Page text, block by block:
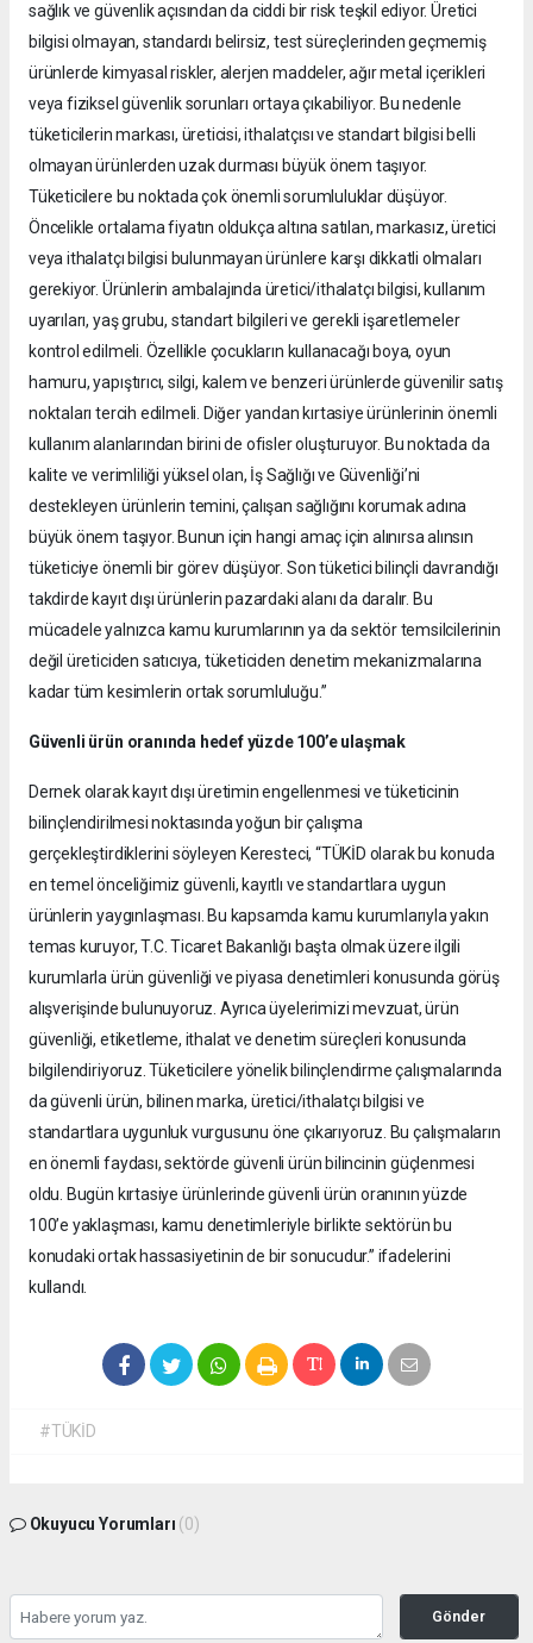
sağlık ve güvenlik açısından da ciddi bir risk teşkil ediyor. Üretici
bilgisi olmayan, standardı belirsiz, test süreçlerinden geçmemiş
ürünlerde kimyasal riskler, alerjen maddeler, ağır metal içerikleri
veya fiziksel güvenlik sorunları ortaya çıkabiliyor. Bu nedenle
tüketicilerin markası, üreticisi, ithalatçısı ve standart bilgisi belli
olmayan ürünlerden uzak durması büyük önem taşıyor.
Tüketicilere bu noktada çok önemli sorumluluklar düşüyor.
Öncelikle ortalama fiyatın oldukça altına satılan, markasız, üretici
veya ithalatçı bilgisi bulunmayan ürünlere karşı dikkatli olmaları
gerekiyor. Ürünlerin ambalajında üretici/ithalatçı bilgisi, kullanım
uyarıları, yaş grubu, standart bilgileri ve gerekli işaretlemeler
kontrol edilmeli. Özellikle çocukların kullanacağı boya, oyun
hamuru, yapıştırıcı, silgi, kalem ve benzeri ürünlerde güvenilir satış
noktaları tercih edilmeli. Diğer yandan kırtasiye ürünlerinin önemli
kullanım alanlarından birini de ofisler oluşturuyor. Bu noktada da
kalite ve verimliliği yüksel olan, İş Sağlığı ve Güvenliği’ni
destekleyen ürünlerin temini, çalışan sağlığını korumak adına
büyük önem taşıyor. Bunun için hangi amaç için alınırsa alınsın
tüketiciye önemli bir görev düşüyor. Son tüketici bilinçli davrandığı
takdirde kayıt dışı ürünlerin pazardaki alanı da daralır. Bu
mücadele yalnızca kamu kurumlarının ya da sektör temsilcilerinin
değil üreticiden satıcıya, tüketiciden denetim mekanizmalarına
kadar tüm kesimlerin ortak sorumluluğu.”
Güvenli ürün oranında hedef yüzde 100’e ulaşmak
Dernek olarak kayıt dışı üretimin engellenmesi ve tüketicinin
bilinçlendirilmesi noktasında yoğun bir çalışma
gerçekleştirdiklerini söyleyen Keresteci, “TÜKİD olarak bu konuda
en temel önceliğimiz güvenli, kayıtlı ve standartlara uygun
ürünlerin yaygınlaşması. Bu kapsamda kamu kurumlarıyla yakın
temas kuruyor, T.C. Ticaret Bakanlığı başta olmak üzere ilgili
kurumlarla ürün güvenliği ve piyasa denetimleri konusunda görüş
alışverişinde bulunuyoruz. Ayrıca üyelerimizi mevzuat, ürün
güvenliği, etiketleme, ithalat ve denetim süreçleri konusunda
bilgilendiriyoruz. Tüketicilere yönelik bilinçlendirme çalışmalarında
da güvenli ürün, bilinen marka, üretici/ithalatçı bilgisi ve
standartlara uygunluk vurgusunu öne çıkarıyoruz. Bu çalışmaların
en önemli faydası, sektörde güvenli ürün bilincinin güçlenmesi
oldu. Bugün kırtasiye ürünlerinde güvenli ürün oranının yüzde
100’e yaklaşması, kamu denetimleriyle birlikte sektörün bu
konudaki ortak hassasiyetinin de bir sonucudur.” ifadelerini
kullandı.
#TÜKİD
Okuyucu Yorumları (0)
Gönder